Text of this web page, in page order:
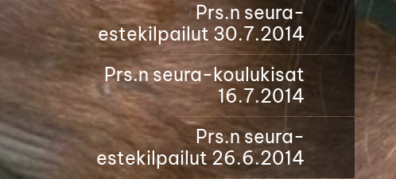
Prs.n seura-
estekilpailut 30.7.2014
Prs.n seura-koulukisat
16.7.2014
Prs.n seura-
estekilpailut 26.6.2014